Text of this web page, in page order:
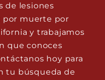
de lesiones
por muerte por
y trabajamos
que conoces
hoy para
tu búsqueda de